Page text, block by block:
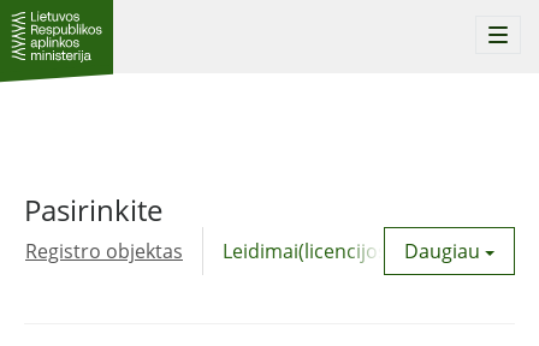
Pasirinkite
Registro objektas Leidimai(licencijos) Daugiau